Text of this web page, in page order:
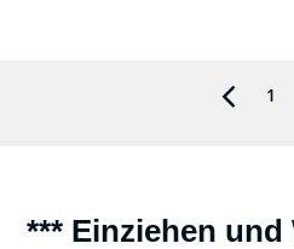
1
*** Einziehen